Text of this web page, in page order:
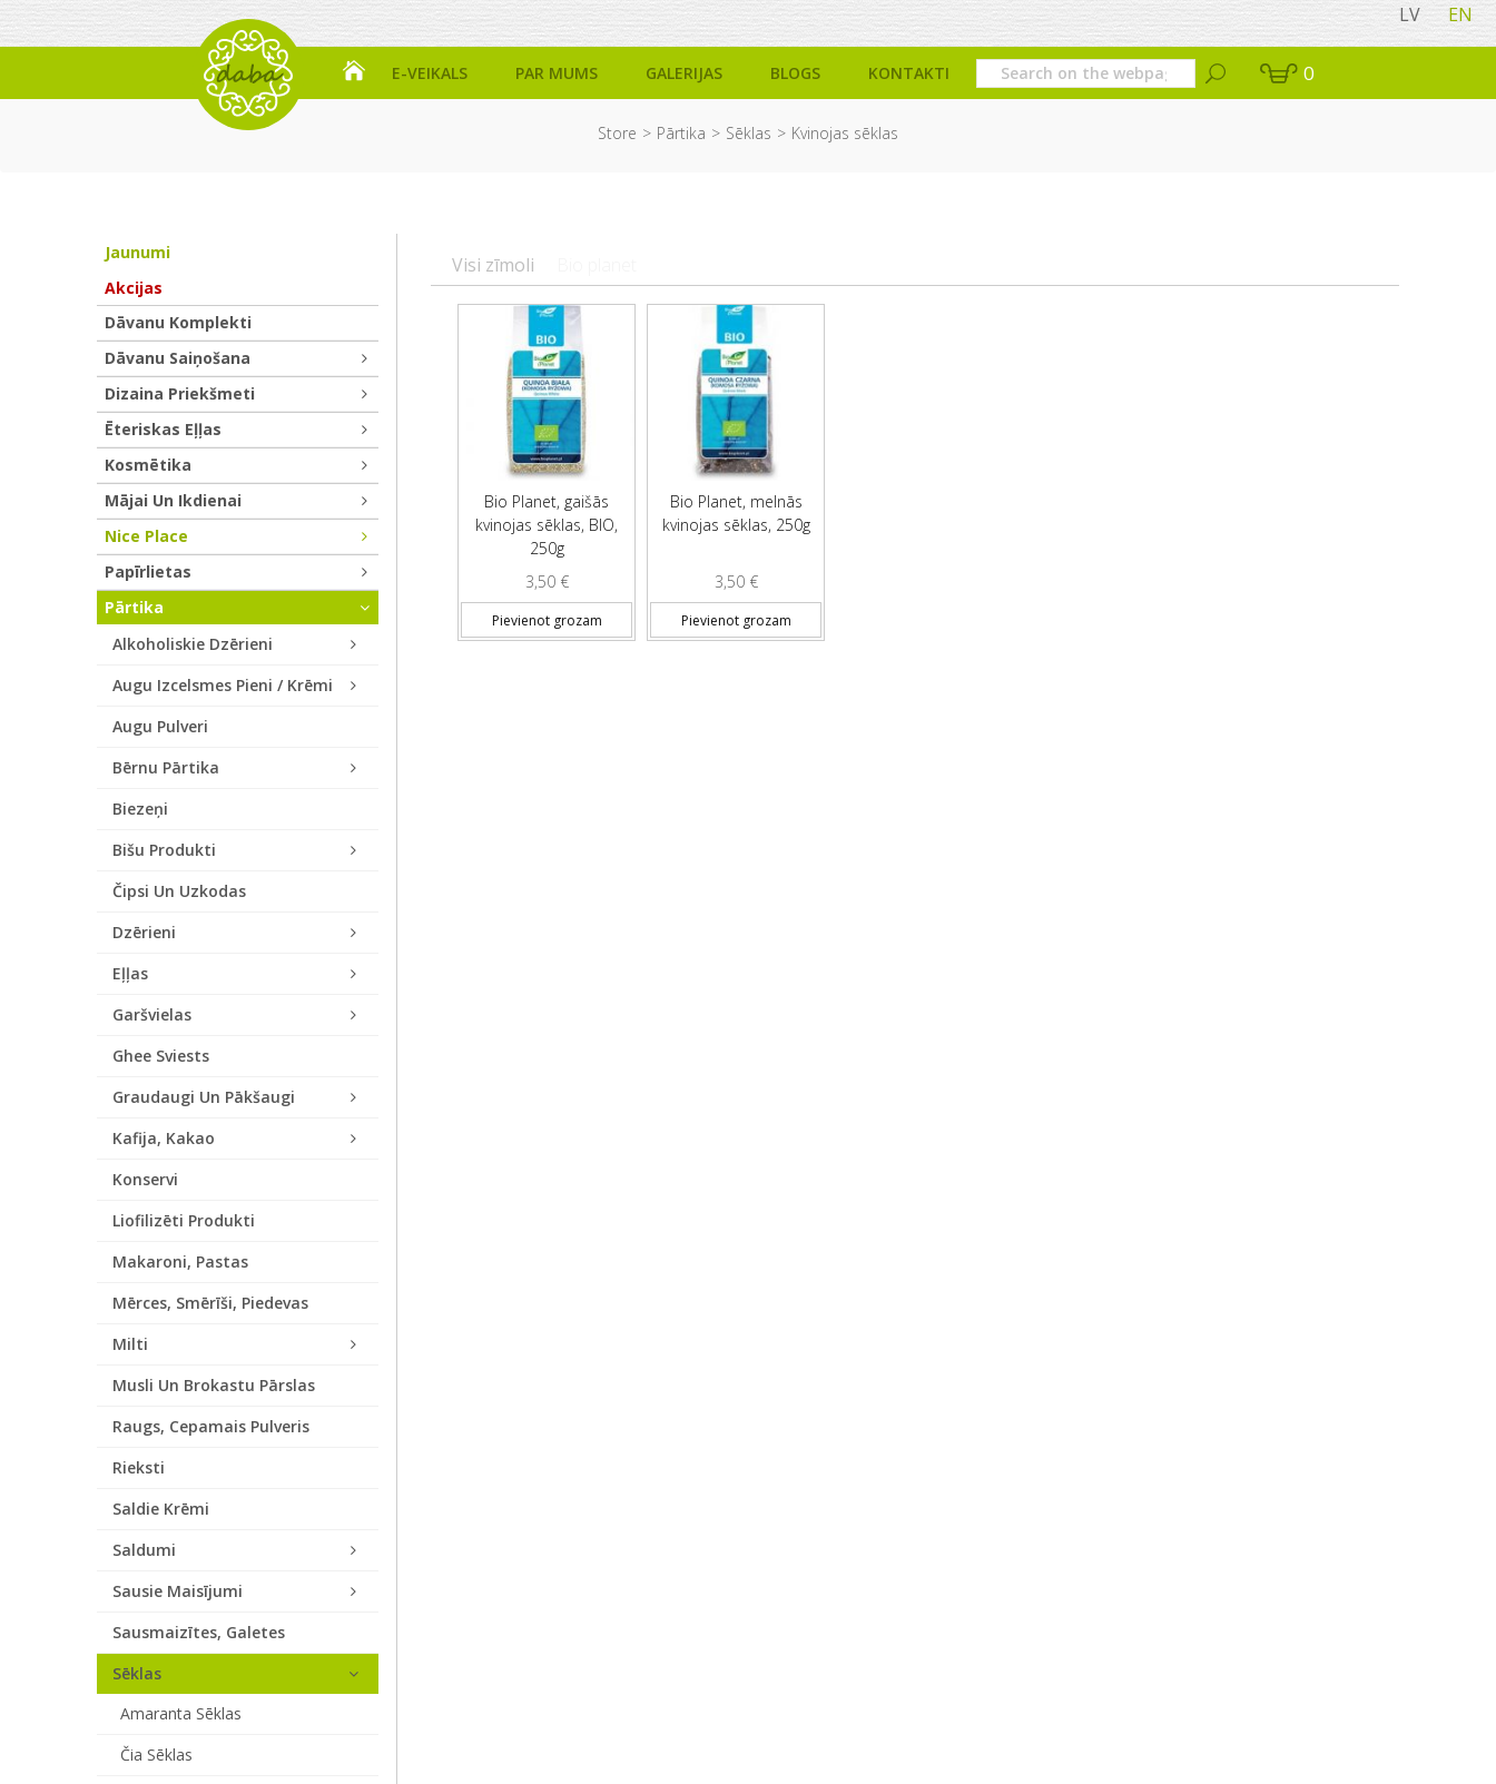
LV EN
E-VEIKALS PAR MUMS GALERIJAS BLOGS KONTAKTI 0
Store Pārtika Sēklas Kvinojas sēklas
Visi zīmoli
Bio Planet, gaišās
kvinojas sēklas, BIO,
250g
3,50 €
Pievienot grozam
Bio Planet, melnās
kvinojas sēklas, 250g
3,50 €
Pievienot grozam
Jaunumi
Akcijas
Dāvanu Komplekti
Dāvanu Saiņošana
Dizaina Priekšmeti
Ēteriskas Eļļas
Kosmētika
Mājai Un Ikdienai
Nice Place
Papīrlietas
Pārtika
Alkoholiskie Dzērieni
Augu Izcelsmes Pieni / Krēmi
Augu Pulveri
Bērnu Pārtika
Biezeņi
Bišu Produkti
Čipsi Un Uzkodas
Dzērieni
Eļļas
Garšvielas
Ghee Sviests
Graudaugi Un Pākšaugi
Kafija, Kakao
Konservi
Liofilizēti Produkti
Makaroni, Pastas
Mērces, Smērīši, Piedevas
Milti
Musli Un Brokastu Pārslas
Raugs, Cepamais Pulveris
Rieksti
Saldie Krēmi
Saldumi
Sausie Maisījumi
Sausmaizītes, Galetes
Sēklas
Amaranta Sēklas
Čia Sēklas